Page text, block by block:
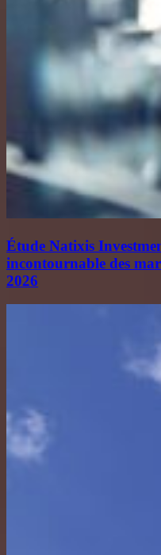
Étude Natixis
incontournable des
2026